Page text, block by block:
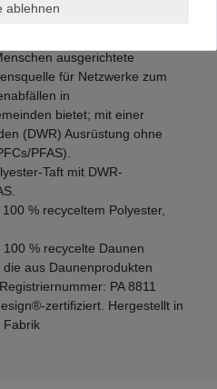
ausgerichtete
für Netzwerke zum
in
bietet; mit einer
(DWR) Ausrüstung ohne
PFAS).
Taft mit DWR-
% recyceltem Polyester,
% recycelte Daunen
aus Daunenprodukten
PA 8811
zertifiziert. Hergestellt in
ablehnen